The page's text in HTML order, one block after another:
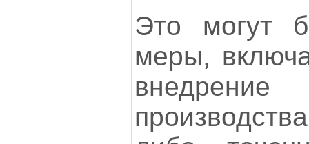
Это могут
меры,